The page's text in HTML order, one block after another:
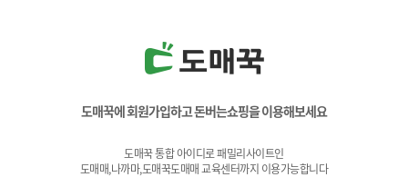
도매꾹에 회원가입하고 돈버는쇼핑을 이용해보세요
도매꾹 통합 아이디로 패밀리사이트인
도매매,나까마,도매꾹도매매 교육센터까지 이용가능합니다